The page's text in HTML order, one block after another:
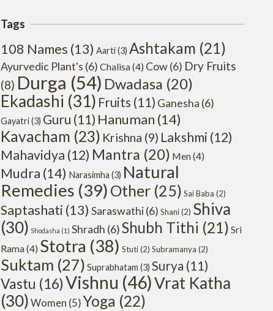
Tags
108 Names (13) Aarti(3) Ashtakam (21)
Ayurvedic Plant's (6) Chalisa(4) Cow(6) Dry Fruits
(8) Durga (54) Dwadasa (20)
Ekadashi (31) Fruits (11) Ganesha (6)
Gayatri(3) Guru (11) Hanuman (14)
Kavacham (23) Krishna (9) Lakshmi (12)
Mahavidya (12) Mantra (20) Men(4)
Mudra (14) Narasimha (3) Natural
Remedies (39) Other (25) Sai Baba (2)
Saptashati (13) Saraswathi(6) Shani(2) Shiva
(30) Shodasha (1) Shradh (6)Shubh Tithi (21) Sri
Rama(4) Stotra (38) Stuti(2) Subramanya (2)
Suktam (27) Suprabhatam (3) Surya (11)
Vastu (16)Vishnu (46)Vrat Katha
(30)Women (5)Yoga (22)